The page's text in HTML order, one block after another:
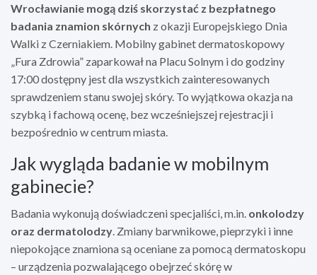
Wrocławianie mogą dziś skorzystać z bezpłatnego
badania znamion skórnych z okazji Europejskiego Dnia
Walki z Czerniakiem. Mobilny gabinet dermatoskopowy
„Fura Zdrowia” zaparkował na Placu Solnym i do godziny
17:00 dostępny jest dla wszystkich zainteresowanych
sprawdzeniem stanu swojej skóry. To wyjątkowa okazja na
szybką i fachową ocenę, bez wcześniejszej rejestracji i
bezpośrednio w centrum miasta.
Jak wygląda badanie w mobilnym
gabinecie?
Badania wykonują doświadczeni specjaliści, m.in. onkolodzy
oraz dermatolodzy. Zmiany barwnikowe, pieprzyki i inne
niepokojące znamiona są oceniane za pomocą dermatoskopu
– urządzenia pozwalającego obejrzeć skórę w